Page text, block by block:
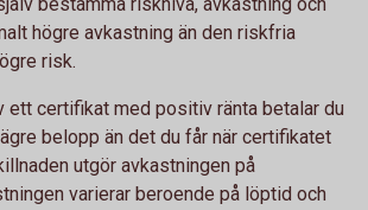
högre avkastning än den riskfria
risk.
certifikat med positiv ränta betalar du
belopp än det du får när certifikatet
utgör avkastningen på
varierar beroende på löptid och